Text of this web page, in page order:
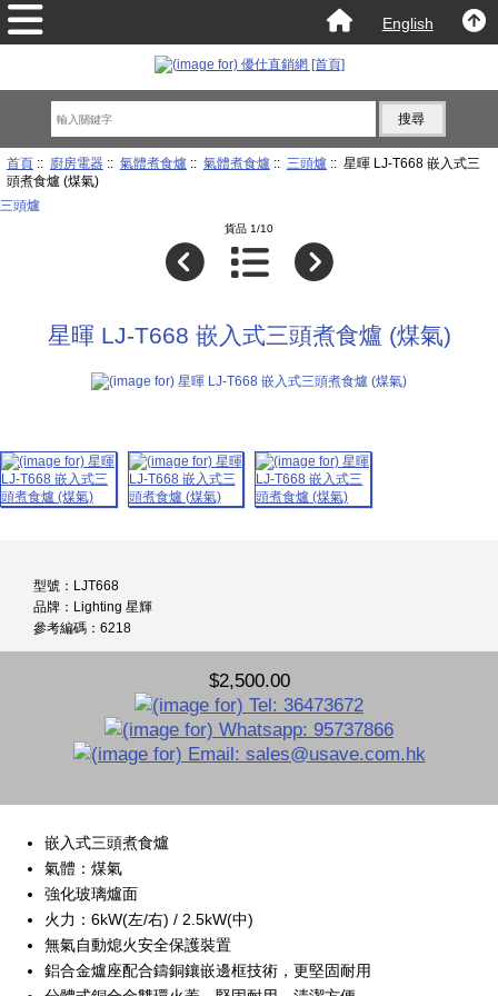
English
首頁:: 廚房電器:: 氣體煮食爐:: 氣體煮食爐:: 三頭爐:: 星暉 LJ-T668 嵌入式三
頭煮食爐 (煤氣)
三頭爐
貨品 1/10
星暉 LJ-T668 嵌入式三頭煮食爐 (煤氣)
型號：LJT668
品牌：Lighting 星輝
參考編碼：6218
$2,500.00
嵌入式三頭煮食爐
氣體：煤氣
強化玻璃爐面
火力：6kW(左/右) / 2.5kW(中)
無氣自動熄火安全保護裝置
鋁合金爐座配合鑄銅鑲嵌邊框技術，更堅固耐用